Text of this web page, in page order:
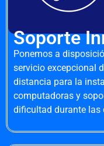
Soporte
Ponemos a
servicio excepcional
distancia para la
computadoras y
dificultad durante las